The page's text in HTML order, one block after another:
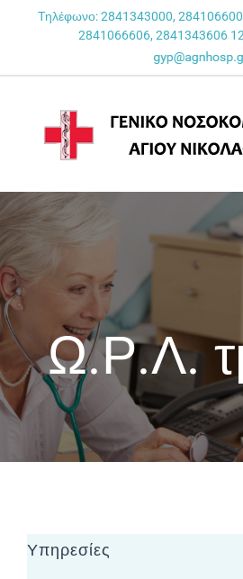
Τηλέφωνο: 2841343000,
2841066606, 2841343606
Ω.Ρ.Λ.
Υπηρεσίες